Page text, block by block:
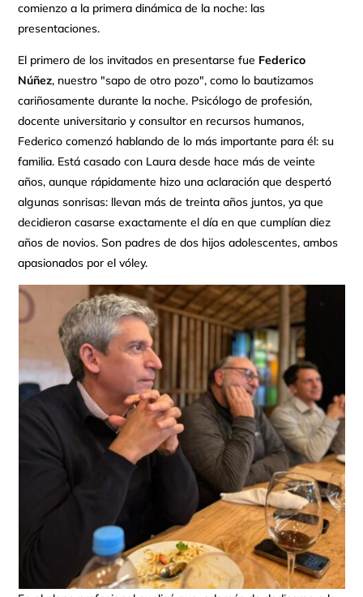
comienzo a la primera dinámica de la noche: las
presentaciones.
El primero de los invitados en presentarse fue Federico
Núñez, nuestro "sapo de otro pozo", como lo bautizamos
cariñosamente durante la noche. Psicólogo de profesión,
docente universitario y consultor en recursos humanos,
Federico comenzó hablando de lo más importante para él: su
familia. Está casado con Laura desde hace más de veinte
años, aunque rápidamente hizo una aclaración que despertó
algunas sonrisas: llevan más de treinta años juntos, ya que
decidieron casarse exactamente el día en que cumplían diez
años de novios. Son padres de dos hijos adolescentes, ambos
apasionados por el vóley.